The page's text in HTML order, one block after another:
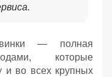
— полная
которые
и во всех крупных